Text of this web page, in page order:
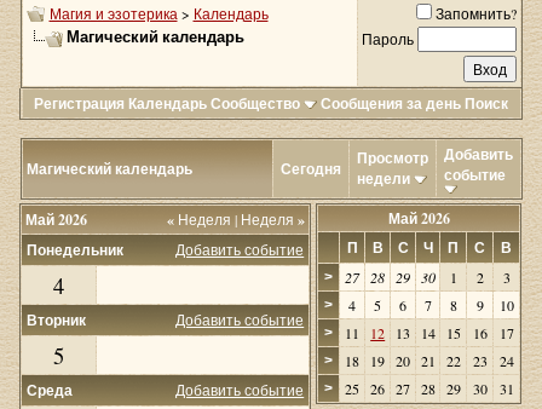
Магия и эзотерика > Календарь
Магический календарь
Запомнить?
Пароль
Регистрация КалендарьСообщество Сообщения за день Поиск
Магический календарь Сегодня
Просмотр
недели
Добавить
событие
« Неделя | Неделя»
Май 2026
Добавить событие
Понедельник
4
Добавить событие
Вторник
5
Добавить событие
Среда
Май 2026
П
В С Ч П С В
> 27 28 29 30 1 2 3
> 4 5 6 7 8 9 10
> 11 12 13 14 15 16 17
> 18 19 20 21 22 23 24
> 25 26 27 28 29 30 31